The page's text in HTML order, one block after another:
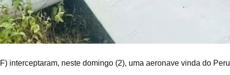
interceptaram, neste domingo (2), uma aeronave vinda do Peru